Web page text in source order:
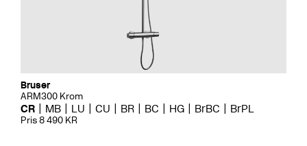
Bruser
ARM300 Krom
CR MB LU CU BR BC HG BrBC BrPL
Pris 8 490 KR